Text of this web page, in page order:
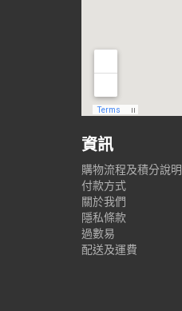
資訊
購物流程及積分說明
付款方式
關於我們
隱私條款
過數易
配送及運費